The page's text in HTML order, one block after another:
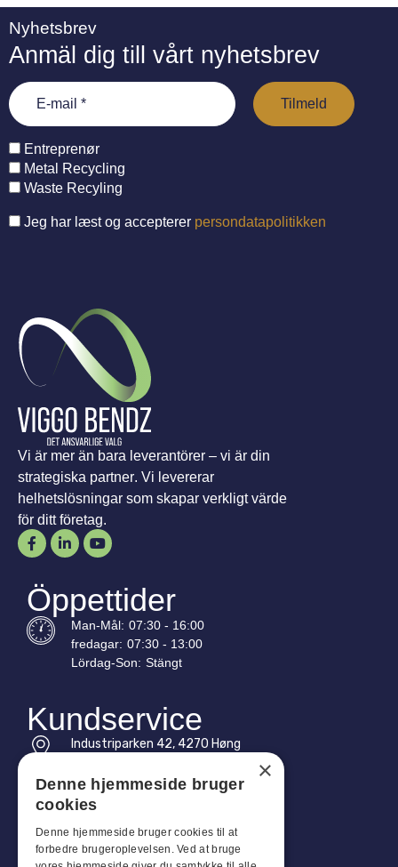
Nyhetsbrev
Anmäl dig till vårt nyhetsbrev
Entreprenør
Metal Recycling
Waste Recyling
Jeg har læst og accepterer persondatapolitikken
Vi är mer än bara leverantörer – vi är din
strategiska partner. Vi levererar
helhetslösningar som skapar verkligt värde
för ditt företag.
Öppettider
Man-Mål: 07:30 - 16:00
fredagar: 07:30 - 13:00
Lördag-Son: Stängt
Kundservice
Industriparken 42, 4270 Høng
Tel: +45 4396 4122
E-post: vb@viggobendz.dk
×
Denne hjemmeside bruger
cookies
Denne hjemmeside bruger cookies til at
forbedre brugeroplevelsen. Ved at bruge